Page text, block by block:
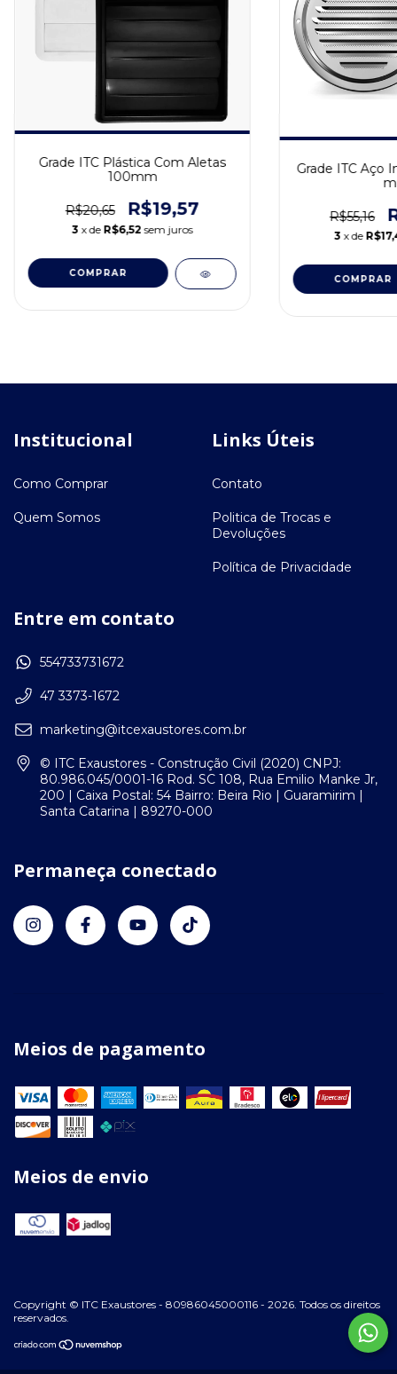
Grade ITC Plástica Com Aletas
100mm
R$20,65 R$19,57
3 x de R$6,52 sem juros
COMPRAR
Grade ITC Aço
R$55,16
3 x de
COMPRAR
Institucional
Como Comprar
Quem Somos
Links Úteis
Contato
Politica de Trocas e
Devoluções
Política de Privacidade
Entre em contato
554733731672
47 3373-1672
marketing@itcexaustores.com.br
© ITC Exaustores - Construção Civil (2020) CNPJ:
80.986.045/0001-16 Rod. SC 108, Rua Emilio Manke Jr,
200 | Caixa Postal: 54 Bairro: Beira Rio | Guaramirim |
Santa Catarina | 89270-000
Permaneça conectado
Meios de pagamento
Meios de envio
Copyright © ITC Exaustores - 80986045000116 - 2026. Todos os direitos
reservados.